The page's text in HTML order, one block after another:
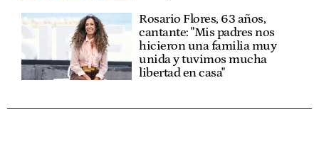
Rosario Flores, 63 años,
cantante: "Mis padres nos
hicieron una familia muy
unida y tuvimos mucha
libertad en casa"